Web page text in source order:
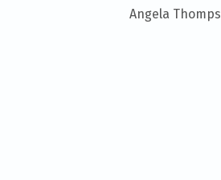
- Angela